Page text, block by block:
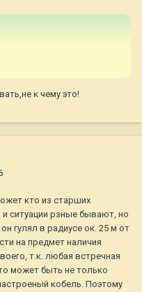
к чему это!
кто из старших
ситуации рзные бывают, но
гулял в радиусе ок. 25 м от
на предмет наличия
т.к. любая встречная
может быть не только
кобель. Поэтому